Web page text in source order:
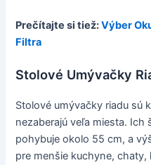
Prečítajte si tiež:Výber
Filtra
Stolové Umývačky
Stolové umývačky riadu sú
nezaberajú veľa miesta. Ich
pohybuje okolo 55 cm, a
pre menšie kuchyne, chaty,